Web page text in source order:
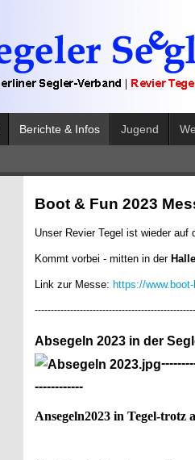
Berichte & Infos Jugend
Boot & Fun 2023
Unser Revier Tegel ist wieder
Kommt vorbei - mitten in der
Link zur Messe: https://
Absegeln 2023 in der
------------
Ansegeln2023 in Tegel-trotz